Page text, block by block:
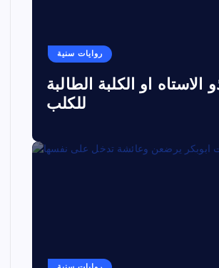
روايات سنية
الاستاه او الكلبة الطالبة
للكلب